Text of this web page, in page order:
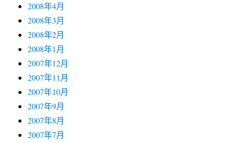
2008年4月
2008年3月
2008年2月
2008年1月
2007年12月
2007年11月
2007年10月
2007年9月
2007年8月
2007年7月